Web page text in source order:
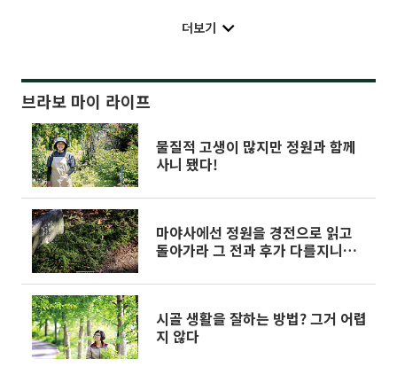
더보기
브라보 마이 라이프
물질적 고생이 많지만 정원과 함께
사니 됐다!
마야사에선 정원을 경전으로 읽고
돌아가라 그 전과 후가 다를지니…
시골 생활을 잘하는 방법? 그거 어렵
지 않다